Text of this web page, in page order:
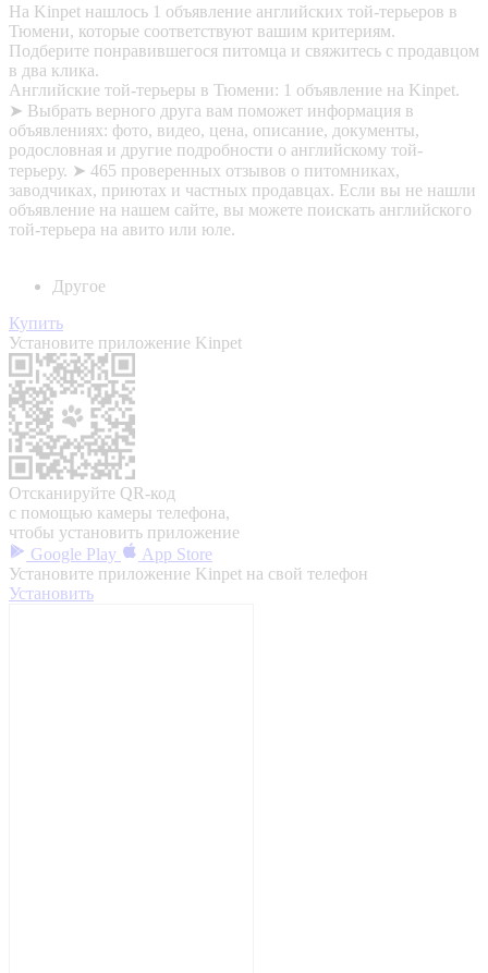
На Kinpet нашлось 1 объявление английских той-терьеров в
Тюмени, которые соответствуют вашим критериям.
Подберите понравившегося питомца и свяжитесь с продавцом
в два клика.
Английские той-терьеры в Тюмени: 1 объявление на Kinpet.
➤ Выбрать верного друга вам поможет информация в
объявлениях: фото, видео, цена, описание, документы,
родословная и другие подробности о английскому той-
терьеру. ➤ 465 проверенных отзывов о питомниках,
заводчиках, приютах и частных продавцах. Если вы не нашли
объявление на нашем сайте, вы можете поискать английского
той-терьера на авито или юле.
Другое
Купить
Установите приложение Kinpet
Отсканируйте QR-код
с помощью камеры телефона,
чтобы установить приложение
Google Play
App Store
Установите приложение Kinpet на свой телефон
Установить